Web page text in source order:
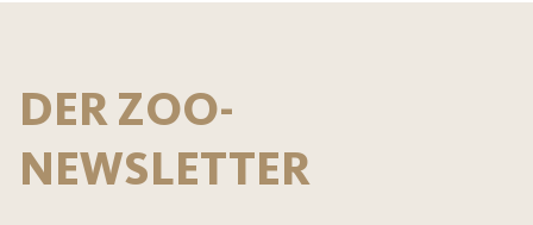
DER ZOO-
NEWSLETTER